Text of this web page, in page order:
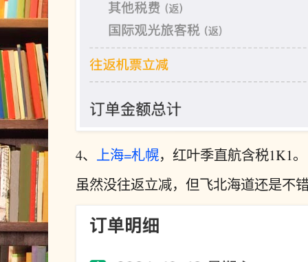
4、 上海=札幌，红叶季直航含税1K1。
虽然没往返立减，但飞北海道还是不